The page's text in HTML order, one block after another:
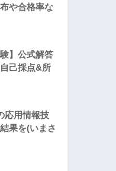
や合格率な
】公式解答
己採点&所
応用情報技
果を(いまさ